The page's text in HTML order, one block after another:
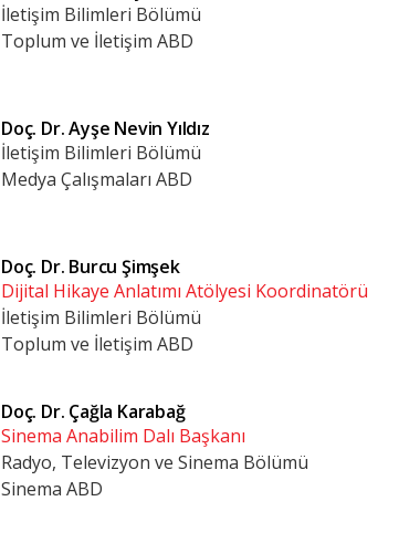
İletişim Bilimleri Bölümü
Toplum ve İletişim ABD
Doç. Dr.Ayşe Nevin Yıldız
İletişim Bilimleri Bölümü
Medya Çalışmaları ABD
Doç. Dr. Burcu Şimşek
Dijital Hikaye Anlatımı Atölyesi Koordinatörü
İletişim Bilimleri Bölümü
Toplum ve İletişim ABD
Doç. Dr. Çağla Karabağ
Sinema Anabilim Dalı Başkanı
Radyo, Televizyon ve Sinema Bölümü
Sinema ABD